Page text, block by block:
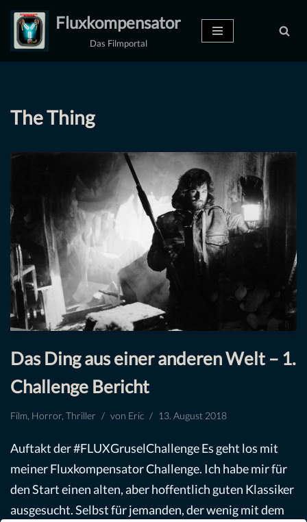
Zum
Inhalt
Fluxkompensator
Das Filmportal
The Thing
Das Ding aus einer anderen Welt – 1.
Challenge Bericht
Film, Horror, Thriller von Eric 13. August 2018
Auftakt der #FLUXGruselChallenge Es geht los mit
meiner Fluxkompensator Challenge. Ich habe mir für
den Start einen alten, aber hoffentlich guten Klassiker
ausgesucht. Selbst für jemanden, der wenig mit dem